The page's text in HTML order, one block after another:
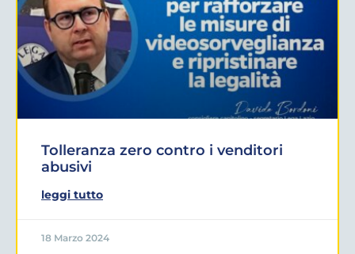
Tolleranza zero contro i venditori
abusivi
leggi tutto
18 Marzo 2024